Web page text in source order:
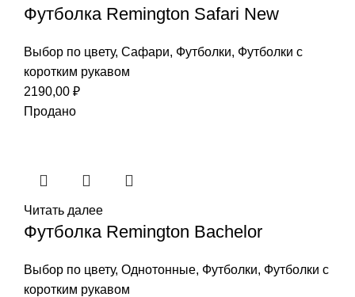
Футболка Remington Safari New
Выбор по цвету, Сафари, Футболки, Футболки с
коротким рукавом
2190,00 ₽
Продано
Читать далее
Футболка Remington Bachelor
Выбор по цвету, Однотонные, Футболки, Футболки с
коротким рукавом